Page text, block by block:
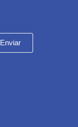
Enviar